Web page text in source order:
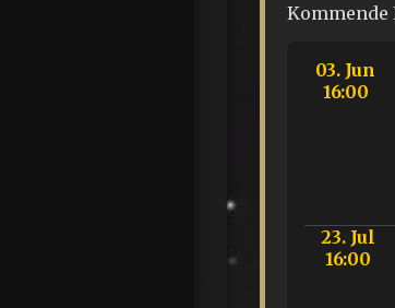
Kommende
03. Jun
16:00
23. Jul
16:00